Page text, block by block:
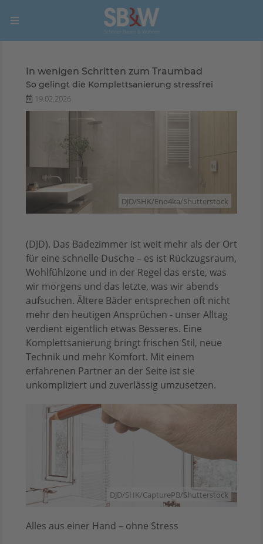
In wenigen Schritten zum Traumbad
So gelingt die Komplettsanierung stressfrei
19.02.2026
DJD/SHK/Eno4ka/Shutterstock
(DJD). Das Badezimmer ist weit mehr als der Ort
für eine schnelle Dusche – es ist Rückzugsraum,
Wohlfühlzone und in der Regel das erste, was
wir morgens und das letzte, was wir abends
aufsuchen. Ältere Bäder entsprechen oft nicht
mehr den heutigen Ansprüchen - unser Alltag
verdient eigentlich etwas Besseres. Eine
Komplettsanierung bringt frischen Stil, neue
Technik und mehr Komfort. Mit einem
erfahrenen Partner an der Seite ist sie
unkompliziert und zuverlässig umzusetzen.
DJD/SHK/CapturePB/Shutterstock
Alles aus einer Hand – ohne Stress